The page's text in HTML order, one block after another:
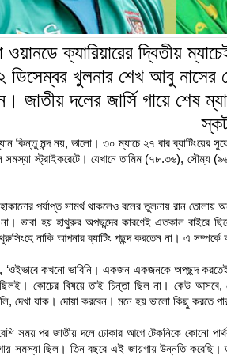
ক্যারিয়ারের দ্বিতীয়
ডিসেম্বর খুলনার শেখ আবু নাসের
জাতীয় দলের জার্সি গায়ে শেষ
কিন্তু মন্দ নয়, ভালো। ৩০ ম্যাচে ২৭ বার ব্যাটিংয়ের
স্ট্রাইকরেটে। যেখানে তামিম (৭৮.৩৬), সৌম্য
পর্যাপ্ত সামর্থ থাকলেও বলের তুলনায় রান তোলায়
ভাবা হয় হাথুরুর অপছন্দের কারণেই এতকাল বাইরে
নাকি আপনার ব্যাটিং পছন্দ করতেন না। এ
‘ওইভাবে কখনো ভাবিনি। একজন একজনকে অপছন্দ
কোচের বিষয়ে তাই চিন্তা ছিল না। কেউ আসবে,
দেখা যাক। দোয়া করবেন। মনে হয় ভালো কিছু করতে
সময় পর জাতীয় দলে ঢোকার আগে টেকনিকে কোনো
সমস্যা ছিল। তিন বছরে এই জায়গায় উন্নতি করেছি।